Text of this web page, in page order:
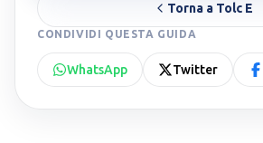
Torna a Tolc E
CONDIVIDI QUESTA GUIDA
WhatsApp Twitter